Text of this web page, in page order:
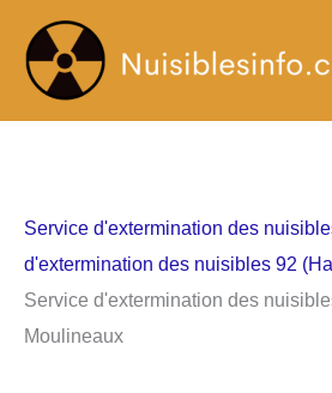
contenu
Service d'extermination des
d'extermination des nuisibles 92
Service d'extermination des
Moulineaux